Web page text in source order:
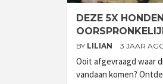
DEZE 5X
BY LILIAN 3 JAAR
Ooit afgevraagd waar
vandaan komen?